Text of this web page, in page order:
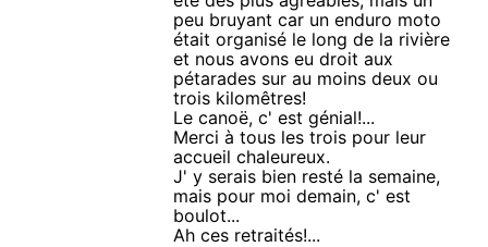
peu bruyant car un enduro moto
était organisé le long de la rivière
et nous avons eu droit aux
pétarades sur au moins deux ou
trois kilomêtres!
Le canoë, c' est génial!...
Merci à tous les trois pour leur
accueil chaleureux.
J' y serais bien resté la semaine,
mais pour moi demain, c' est
boulot...
Ah ces retraités!...